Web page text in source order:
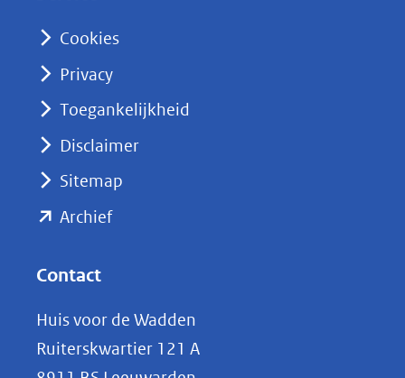
nieuw
naar
Cookies
Privacy
Toegankelijkheid
Disclaimer
Sitemap
Archief(opent
(verwijst
naar
Contact
Huis voor de Wadden
Ruiterskwartier 121 A